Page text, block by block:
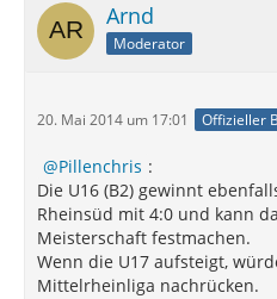
Arnd
Moderator
20. Mai 2014 um 17:01 Offizieller
Pillenchris :
Die U16 (B2) gewinnt
Rheinsüd mit 4:0 und kann
Meisterschaft festmachen.
Wenn die U17 aufsteigt,
Mittelrheinliga nachrücken.